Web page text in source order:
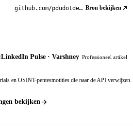
github.com/pdudotdev/ofm Bron bekijken
LinkedIn Pulse · Varshney Professioneel artikel
en OSINT-pentestnotities die naar de API verwijzen.
bekijken